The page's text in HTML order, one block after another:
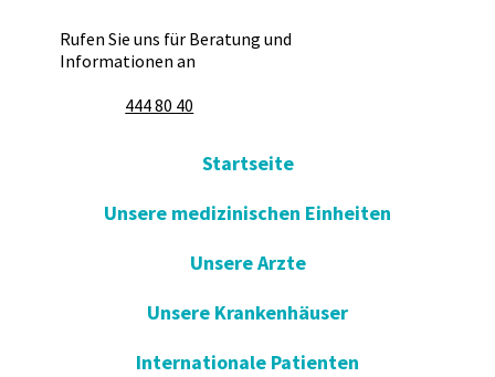
Rufen Sie uns für Beratung und
Informationen an
444 80 40
Startseite
Unsere medizinischen Einheiten
Unsere Arzte
Unsere Krankenhäuser
Internationale Patienten